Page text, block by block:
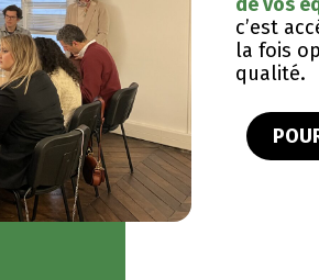
c’est
la fois
qualité.